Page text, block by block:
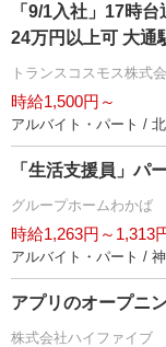
「9/1入社」17時
24万円以上可 大通
トランスコスモス株式
時給1,500円～
アルバイト・パート /
「生活支援員」パ
グループホームわかば
時給1,263円～1,313
アルバイト・パート /
アプリのオープニ
株式会社ハイファイブ